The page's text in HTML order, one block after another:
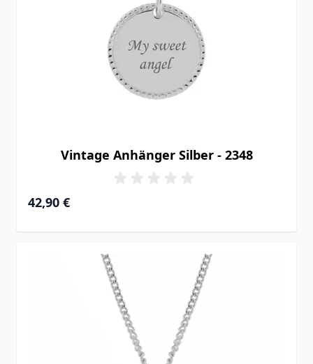
Vintage Anhänger Silber - 2348
42,90 €